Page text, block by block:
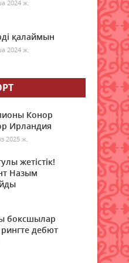
айтты
жаңа
тыйым
48
бір
астам грант
49
– ел
2024 ж.
қалаймын
2024 ж.
Конор
Ирландия
2025 ж.
жетістік!
Назым
боксшылар
рингте дебют